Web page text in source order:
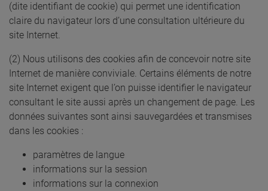
(dite identifiant de cookie) qui permet une identification
claire du navigateur lors d’une consultation ultérieure du
site Internet.
(2) Nous utilisons des cookies afin de concevoir notre site
Internet de manière conviviale. Certains éléments de notre
site Internet exigent que l’on puisse identifier le navigateur
consultant le site aussi après un changement de page. Les
données suivantes sont ainsi sauvegardées et transmises
dans les cookies :
paramètres de langue
informations sur la session
informations sur la connexion